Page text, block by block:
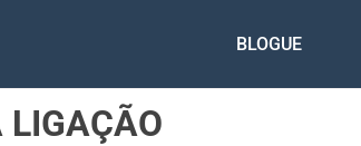
BLOGUE
LIGAÇÃO